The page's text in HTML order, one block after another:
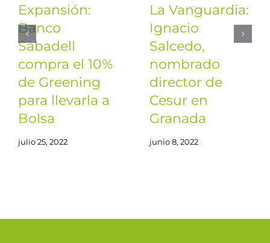
Expansión:
Banco
Sabadell
compra el 10%
de Greening
para llevarla a
Bolsa
julio 25, 2022
La Vanguardia:
Ignacio
Salcedo,
nombrado
director de
Cesur en
Granada
junio 8, 2022